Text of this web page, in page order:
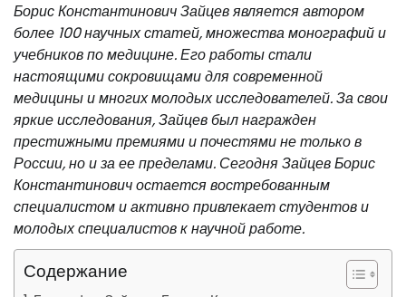
Борис Константинович Зайцев является автором
более 100 научных статей, множества монографий и
учебников по медицине. Его работы стали
настоящими сокровищами для современной
медицины и многих молодых исследователей. За свои
яркие исследования, Зайцев был награжден
престижными премиями и почестями не только в
России, но и за ее пределами. Сегодня Зайцев Борис
Константинович остается востребованным
специалистом и активно привлекает студентов и
молодых специалистов к научной работе.
Содержание